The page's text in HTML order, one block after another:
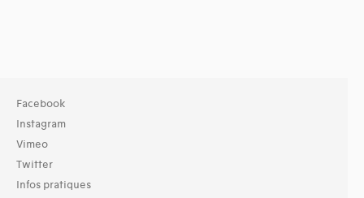
Facebook
Instagram
Vimeo
Twitter
Infos pratiques